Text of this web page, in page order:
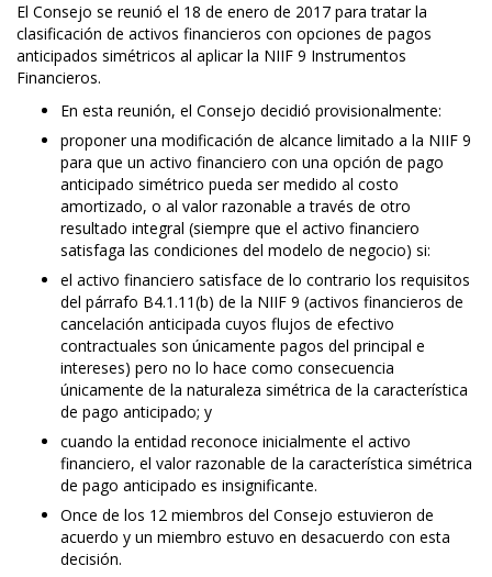
El Consejo se reunió el 18 de enero de 2017 para tratar la
clasificación de activos financieros con opciones de pagos
anticipados simétricos al aplicar la NIIF 9 Instrumentos
Financieros.
En esta reunión, el Consejo decidió provisionalmente:
proponer una modificación de alcance limitado a la NIIF 9
para que un activo financiero con una opción de pago
anticipado simétrico pueda ser medido al costo
amortizado, o al valor razonable a través de otro
resultado integral (siempre que el activo financiero
satisfaga las condiciones del modelo de negocio) si:
el activo financiero satisface de lo contrario los requisitos
del párrafo B4.1.11(b) de la NIIF 9 (activos financieros de
cancelación anticipada cuyos flujos de efectivo
contractuales son únicamente pagos del principal e
intereses) pero no lo hace como consecuencia
únicamente de la naturaleza simétrica de la característica
de pago anticipado; y
cuando la entidad reconoce inicialmente el activo
financiero, el valor razonable de la característica simétrica
de pago anticipado es insignificante.
Once de los 12 miembros del Consejo estuvieron de
acuerdo y un miembro estuvo en desacuerdo con esta
decisión.